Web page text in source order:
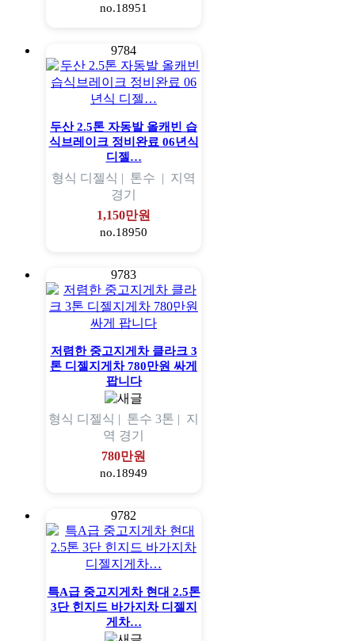
no.18951
9784
두산 2.5톤 자동발 올캐빈 습
식브레이크 정비완료 06년식
디젤…
형식 디젤식 | 톤수 | 지역
경기
1,150만원
no.18950
9783
저렴한 중고지게차 클라크 3
톤 디젤지게차 780만원 싸게
팝니다
형식 디젤식 | 톤수 3톤 | 지
역 경기
780만원
no.18949
9782
특A급 중고지게차 현대 2.5톤
3단 힌지드 바가지차 디젤지
게차…